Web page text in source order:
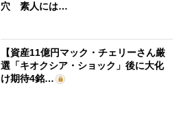
穴 素人には…
【資産11億円マック・チェリーさん厳
選「キオクシア・ショック」後に大化
け期待4銘…